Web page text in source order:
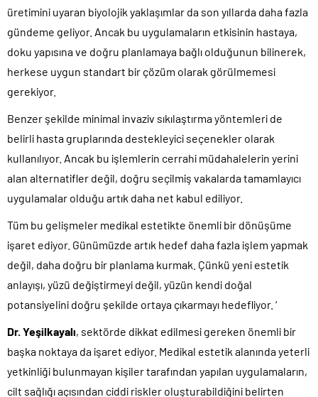
üretimini uyaran biyolojik yaklaşımlar da son yıllarda daha fazla
gündeme geliyor. Ancak bu uygulamaların etkisinin hastaya,
doku yapısına ve doğru planlamaya bağlı olduğunun bilinerek,
herkese uygun standart bir çözüm olarak görülmemesi
gerekiyor.
Benzer şekilde minimal invaziv sıkılaştırma yöntemleri de
belirli hasta gruplarında destekleyici seçenekler olarak
kullanılıyor. Ancak bu işlemlerin cerrahi müdahalelerin yerini
alan alternatifler değil, doğru seçilmiş vakalarda tamamlayıcı
uygulamalar olduğu artık daha net kabul ediliyor.
Tüm bu gelişmeler medikal estetikte önemli bir dönüşüme
işaret ediyor. Günümüzde artık hedef daha fazla işlem yapmak
değil, daha doğru bir planlama kurmak. Çünkü yeni estetik
anlayışı, yüzü değiştirmeyi değil, yüzün kendi doğal
potansiyelini doğru şekilde ortaya çıkarmayı hedefliyor. ‘
Dr. Yeşilkayalı, sektörde dikkat edilmesi gereken önemli bir
başka noktaya da işaret ediyor. Medikal estetik alanında yeterli
yetkinliği bulunmayan kişiler tarafından yapılan uygulamaların,
cilt sağlığı açısından ciddi riskler oluşturabildiğini belirten